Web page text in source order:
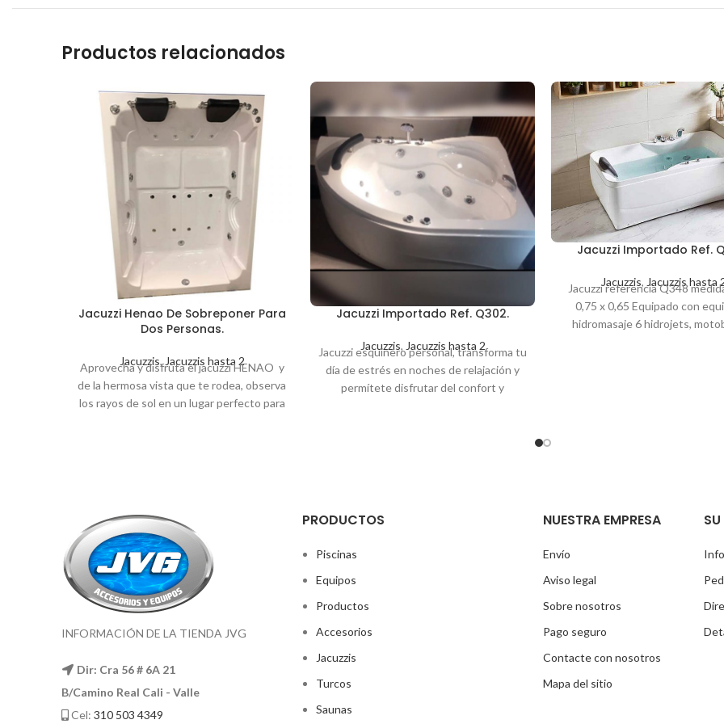
Productos relacionados
Jacuzzi Henao De Sobreponer Para
Dos Personas.
Jacuzzis, Jacuzzis hasta 2
Aprovecha y disfruta el jacuzzi HENAO y
de la hermosa vista que te rodea, observa
los rayos de sol en un lugar perfecto para
Jacuzzi Importado Ref. Q302.
Jacuzzis, Jacuzzis hasta 2
Jacuzzi esquinero personal, transforma tu
día de estrés en noches de relajación y
permítete disfrutar del confort y
Jacuzzi Importado Ref.
Jacuzzis, Jacuzzis hasta
Jacuzzi referencia Q348
0,75 x 0,65 Equipado con
hidromasaje 6 hidrojets,
INFORMACIÓN DE LA TIENDA JVG
Dir: Cra 56 # 6A 21
B/Camino Real Cali - Valle
Cel: 310 503 4349
PRODUCTOS
Piscinas
Equipos
Productos
Accesorios
Jacuzzis
Turcos
Saunas
NUESTRA EMPRESA
Envío
Aviso legal
Sobre nosotros
Pago seguro
Contacte con nosotros
Mapa del sitio